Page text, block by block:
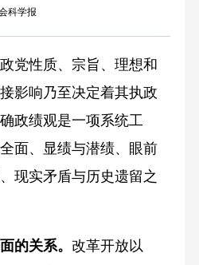
科学报
性质、宗旨、理想和
影响乃至决定着其执政
政绩观是一项系统工
面、显绩与潜绩、眼前
现实矛盾与历史遗留之
的关系。 改革开放以